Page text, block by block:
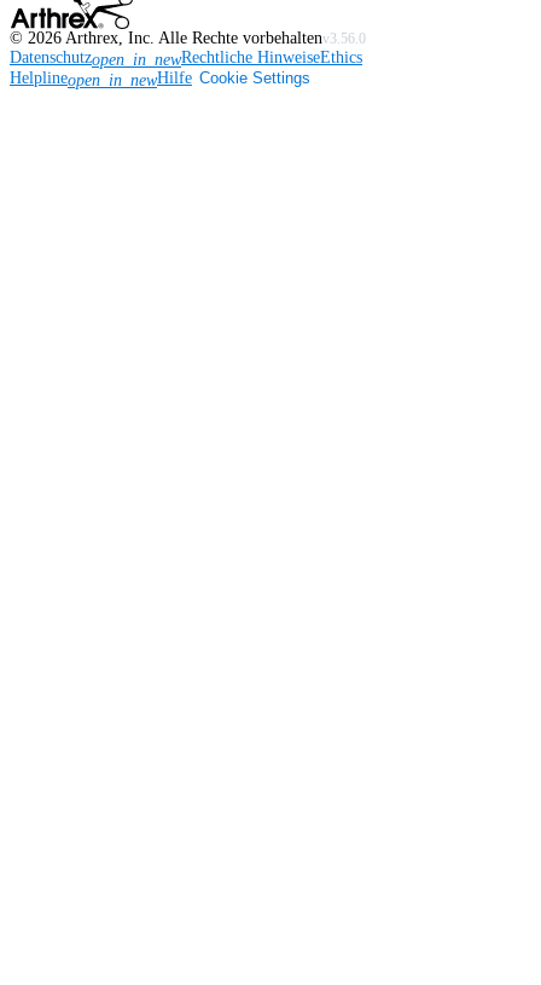
© 2026 Arthrex, Inc. Alle Rechte vorbehaltenv3.56.0
Datenschutzopen_in_newRechtliche HinweiseEthics
Helplineopen_in_newHilfe Cookie Settings